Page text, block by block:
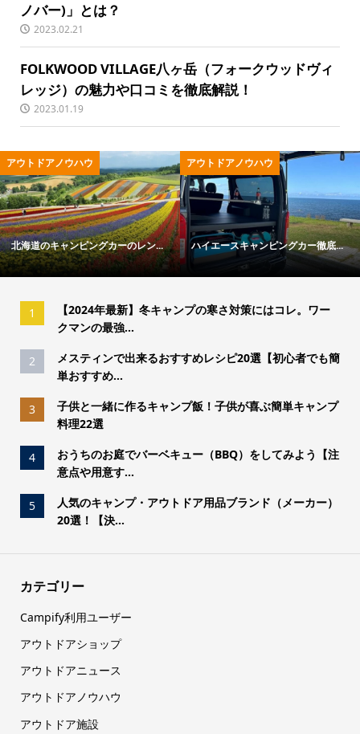
ノバー)」とは？
2023.02.21
FOLKWOOD VILLAGE八ヶ岳（フォークウッドヴィ
レッジ）の魅力や口コミを徹底解説！
2023.01.19
ハウ
ピングカーのレン...
アウトドアノウハウ
ハイエースキャンピングカー徹底...
アウトドア用
冬キャンプ
1
【2024年最新】冬キャンプの寒さ対策にはコレ。ワー
クマンの最強...
2
メスティンで出来るおすすめレシピ20選【初心者でも簡
単おすすめ...
3
子供と一緒に作るキャンプ飯！子供が喜ぶ簡単キャンプ
料理22選
4
おうちのお庭でバーベキュー（BBQ）をしてみよう【注
意点や用意す...
5
人気のキャンプ・アウトドア用品ブランド（メーカー）
20選！【決...
カテゴリー
Campify利用ユーザー
アウトドアショップ
アウトドアニュース
アウトドアノウハウ
アウトドア施設